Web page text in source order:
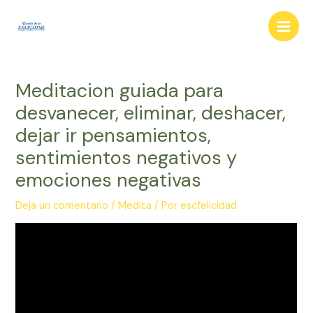
Main
Meditacion guiada para
desvanecer, eliminar, deshacer,
dejar ir pensamientos,
sentimientos negativos y
emociones negativas
Deja un comentario /Medita / Porescfelicidad